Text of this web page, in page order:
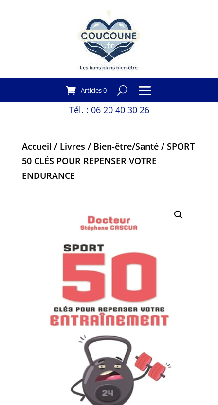
Articles 0
Tél. : 06 20 40 30 26
Accueil / Livres / Bien-être/Santé/ SPORT
50 CLÉS POUR REPENSER VOTRE
ENDURANCE